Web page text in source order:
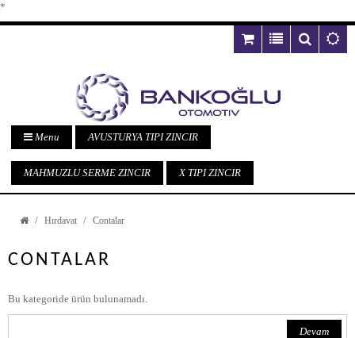
*
Menu AVUSTURYA TIPI ZINCIR
MAHMUZLU SERME ZINCIR X TIPI ZINCIR
Hırdavat Contalar
CONTALAR
Bu kategoride ürün bulunamadı.
Devam